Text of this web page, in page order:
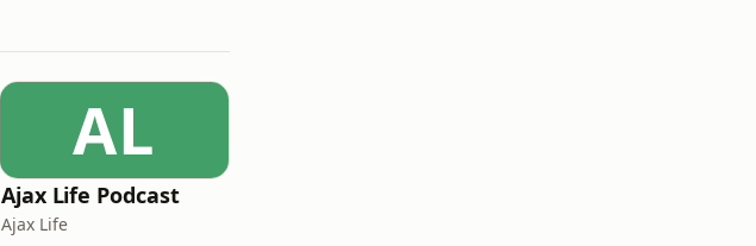
AL
Ajax Life Podcast
Ajax Life